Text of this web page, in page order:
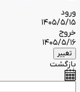
ورود
1405/5/15
خروج
1405/5/16
تغییر
بازگشت